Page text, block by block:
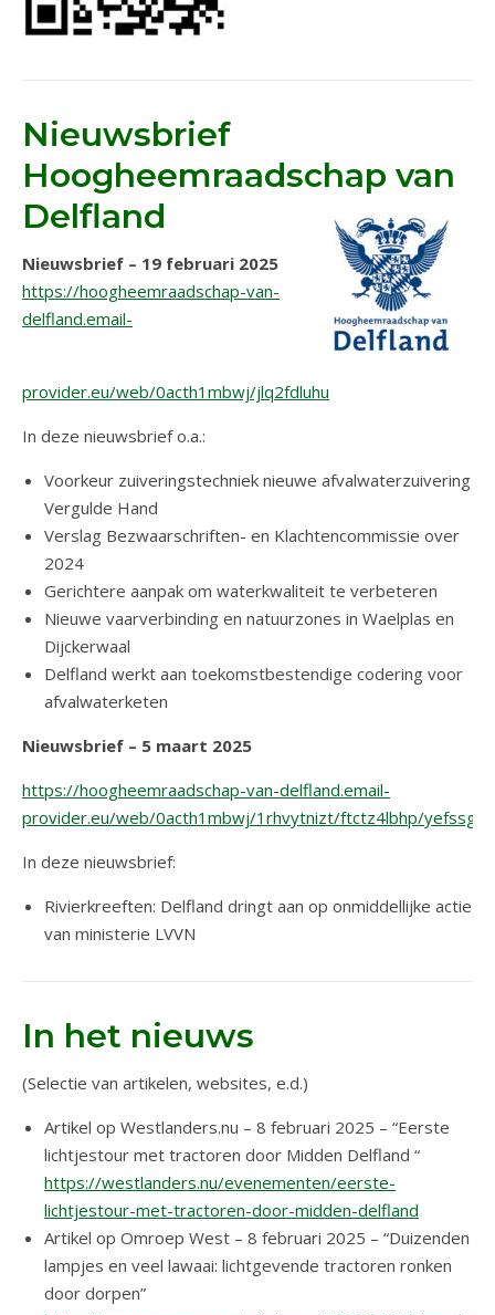
Nieuwsbrief
Hoogheemraadschap van
Delfland
Nieuwsbrief – 19 februari 2025
https://hoogheemraadschap-van-
delfland.email-
provider.eu/web/0acth1mbwj/jlq2fdluhu
In deze nieuwsbrief o.a.:
Voorkeur zuiveringstechniek nieuwe afvalwaterzuivering
Vergulde Hand
Verslag Bezwaarschriften- en Klachtencommissie over
2024
Gerichtere aanpak om waterkwaliteit te verbeteren
Nieuwe vaarverbinding en natuurzones in Waelplas en
Dijckerwaal
Delfland werkt aan toekomstbestendige codering voor
afvalwaterketen
Nieuwsbrief – 5 maart 2025
https://hoogheemraadschap-van-delfland.email-
provider.eu/web/0acth1mbwj/1rhvytnizt/ftctz4lbhp/
In deze nieuwsbrief:
Rivierkreeften: Delfland dringt aan op onmiddellijke actie
van ministerie LVVN
In het nieuws
(Selectie van artikelen, websites, e.d.)
Artikel op Westlanders.nu – 8 februari 2025 – “Eerste
lichtjestour met tractoren door Midden Delfland “
https://westlanders.nu/evenementen/eerste-
lichtjestour-met-tractoren-door-midden-delfland
Artikel op Omroep West – 8 februari 2025 – “Duizenden
lampjes en veel lawaai: lichtgevende tractoren ronken
door dorpen”